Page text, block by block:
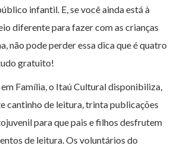
infantil. E, se você ainda está à
diferente para fazer com as crianças
não pode perder essa dica que é quatro
gratuito!
em Família, o Itaú Cultural disponibiliza,
cantinho de leitura, trinta publicações
para que pais e filhos desfrutem
de leitura. Os voluntários do